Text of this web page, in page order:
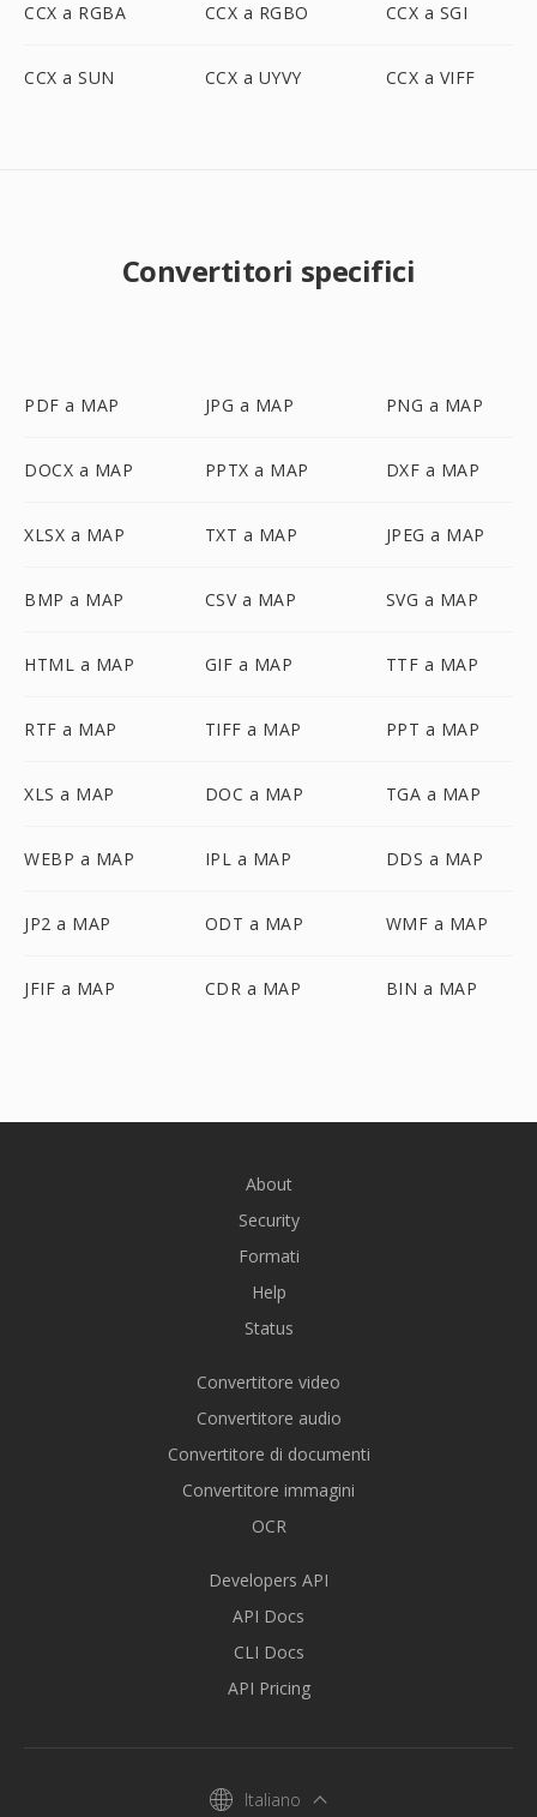
CCX a RGBA CCX a RGBO CCX a SGI
CCX a SUN CCX a UYVY CCX a VIFF
Convertitori specifici
PDF a MAP JPG a MAP PNG a MAP
DOCX a MAP PPTX a MAP DXF a MAP
XLSX a MAP TXT a MAP JPEG a MAP
BMP a MAP CSV a MAP SVG a MAP
HTML a MAP GIF a MAP TTF a MAP
RTF a MAP TIFF a MAP PPT a MAP
XLS a MAP DOC a MAP TGA a MAP
WEBP a MAP IPL a MAP DDS a MAP
JP2 a MAP ODT a MAP WMF a MAP
JFIF a MAP CDR a MAP BIN a MAP
About
Security
Formati
Help
Status
Convertitore video
Convertitore audio
Convertitore di documenti
Convertitore immagini
OCR
Developers API
API Docs
CLI Docs
API Pricing
Italiano